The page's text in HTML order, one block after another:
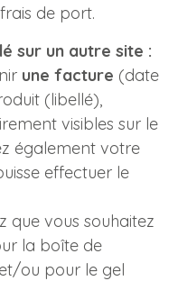
de port.
sur un autre site :
une facture (date
(libellé),
visibles sur le
également votre
effectuer le
que vous souhaitez
la boîte de
ou pour le gel